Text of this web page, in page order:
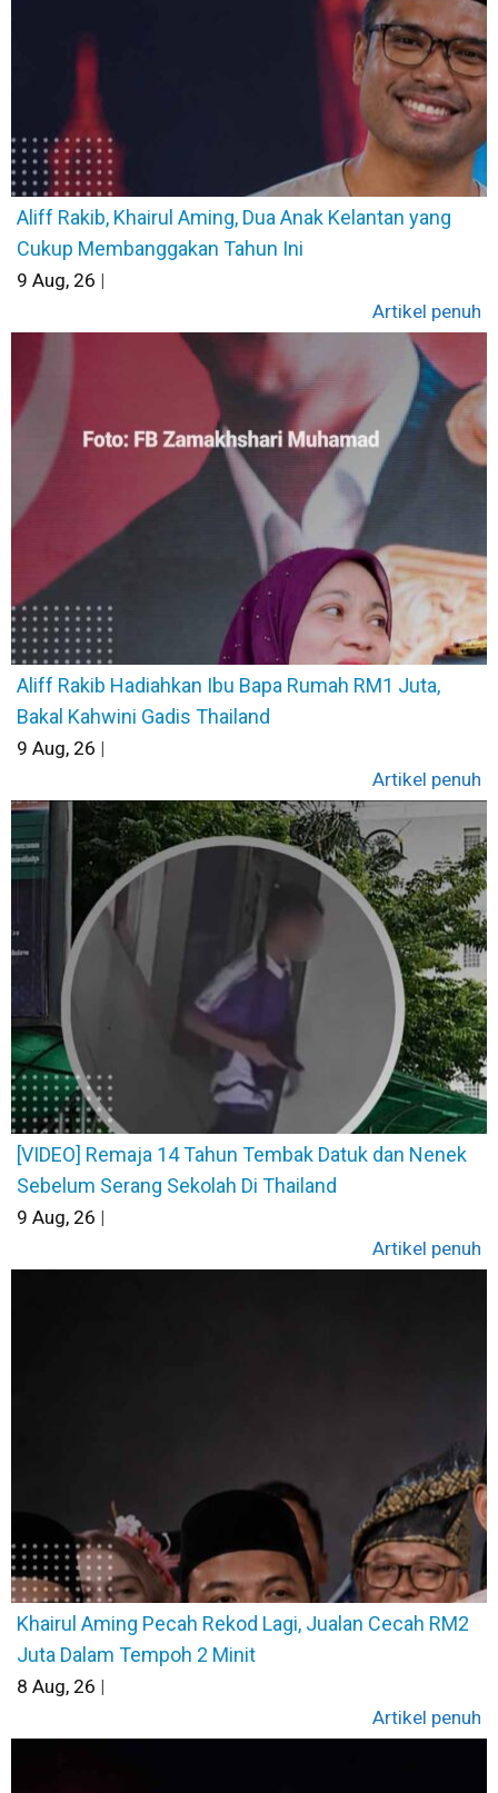
Aliff Rakib, Khairul Aming, Dua Anak Kelantan yang
Cukup Membanggakan Tahun Ini
9 Aug, 26 |
Artikel penuh
Aliff Rakib Hadiahkan Ibu Bapa Rumah RM1 Juta,
Bakal Kahwini Gadis Thailand
9 Aug, 26 |
Artikel penuh
[VIDEO] Remaja 14 Tahun Tembak Datuk dan Nenek
Sebelum Serang Sekolah Di Thailand
9 Aug, 26 |
Artikel penuh
Khairul Aming Pecah Rekod Lagi, Jualan Cecah RM2
Juta Dalam Tempoh 2 Minit
8 Aug, 26 |
Artikel penuh